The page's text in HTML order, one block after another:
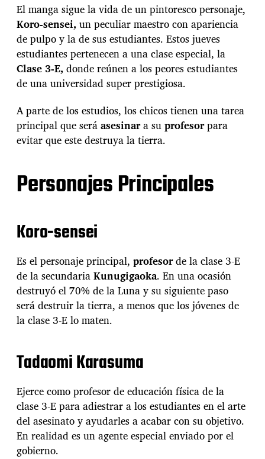
El manga sigue la vida de un pintoresco personaje,
Koro-sensei, un peculiar maestro con apariencia
de pulpo y la de sus estudiantes. Estos jueves
estudiantes pertenecen a una clase especial, la
Clase 3-E, donde reúnen a los peores estudiantes
de una universidad super prestigiosa.
A parte de los estudios, los chicos tienen una tarea
principal que seráasesinara suprofesorpara
evitar que este destruya la tierra.
Personajes Principales
Koro-sensei
Es el personaje principal, profesorde la clase 3-E
de la secundariaKunugigaoka. En una ocasión
destruyó el 70% de la Luna y su siguiente paso
será destruir la tierra, a menos que los jóvenes de
la clase 3-E lo maten.
Tadaomi Karasuma
Ejerce como profesor de educación física de la
clase 3-E para adiestrar a los estudiantes en el arte
del asesinato y ayudarles a acabar con su objetivo.
En realidad es un agente especial enviado por el
gobierno.